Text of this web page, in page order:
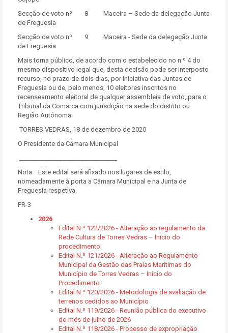
Secção de voto nº 8 Maceira – Sede da delegação Junta
de Freguesia
Secção de voto nº 9 Maceira - Sede da delegação Junta
de Freguesia
Mais torna público, de acordo com o estabelecido no n.º 4 do
mesmo dispositivo legal que, desta decisão pode ser interposto
recurso, no prazo de dois dias, por iniciativa das Juntas de
Freguesia ou de, pelo menos, 10 eleitores inscritos no
recenseamento eleitoral de qualquer assembleia de voto, para o
Tribunal da Comarca com jurisdição na sede do distrito ou
Região Autónoma.
TORRES VEDRAS, 18 de dezembro de 2020
O Presidente da Câmara Municipal
Nota: Este edital será afixado nos lugares de estilo,
nomeadamente à porta a Câmara Municipal e na Junta de
Freguesia respetiva.
PR-3
2026
Edital N.º 122/2026 - Alteração ao regulamento da
Rede Cultura de Torres Vedras – Início do
procedimento
Edital N.º 121/2026 - Alteração ao Regulamento
Municipal da Gestão das Praias Marítimas do
Município de Torres Vedras – Inicio do
Procedimento
Edital N.º 120/2026 - Metodologia de avaliação de
terrenos cedidos ao Município
Edital N.º 119/2026 - Reunião pública do executivo
do mês de julho de 2026
Edital N.º 118/2026 - Processo de expropriação